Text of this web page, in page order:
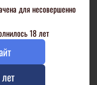
для несовершенно
18 лет